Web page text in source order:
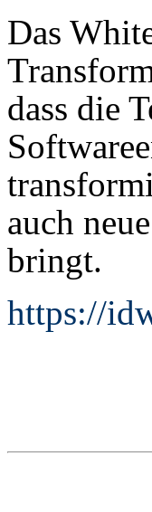
Das
dass die
auch
bringt.
https://